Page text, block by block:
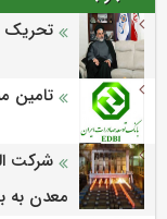
تحریک
تامین
شرکت
معدن به